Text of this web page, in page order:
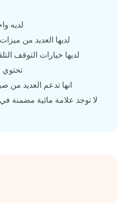
لديه
لديها العديد من
لديها خيارات التوقف
انها تدعم العديد من
لا توجد علامة مائية مضمنة